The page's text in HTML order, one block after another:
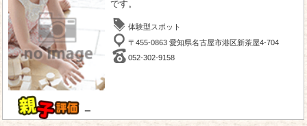
－
です。
体験型スポット
〒455-0863 愛知県名古屋市港区新茶屋4-704
052-302-9158